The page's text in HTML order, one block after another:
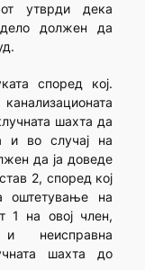
утврди дека
должен да
според кој.
шахта да
и во случај на
да ја доведе
2, според кој
оштетување на
1 на овој член,
неисправна
шахта до